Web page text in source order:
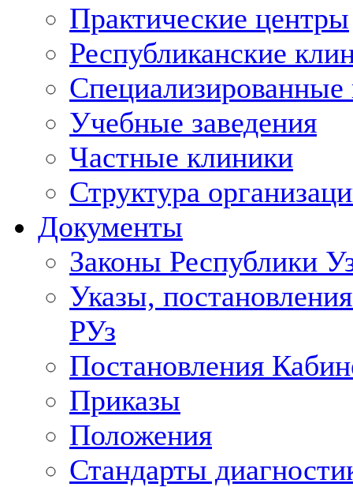
Практические центры
Республиканские
Учебные заведения
Частные клиники
Структура
Документы
Законы Республики
Указы,
РУз
Постановления
Приказы
Положения
Стандарты